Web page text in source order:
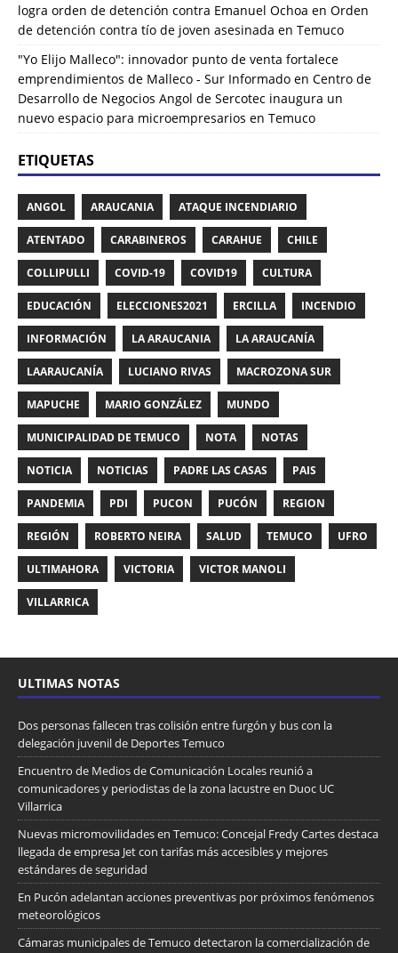
logra orden de detención contra Emanuel Ochoa en Orden
de detención contra tío de joven asesinada en Temuco
"Yo Elijo Malleco": innovador punto de venta fortalece
emprendimientos de Malleco - Sur Informado en Centro de
Desarrollo de Negocios Angol de Sercotec inaugura un
nuevo espacio para microempresarios en Temuco
ETIQUETAS
ANGOL ARAUCANIA ATAQUE INCENDIARIO
ATENTADO CARABINEROS CARAHUE CHILE
COLLIPULLI COVID-19 COVID19 CULTURA
EDUCACIÓN ELECCIONES2021 ERCILLA INCENDIO
INFORMACIÓN LA ARAUCANIA LA ARAUCANÍA
LAARAUCANÍA LUCIANO RIVAS MACROZONA SUR
MAPUCHE MARIO GONZÁLEZ MUNDO
MUNICIPALIDAD DE TEMUCO NOTA NOTAS
NOTICIA NOTICIAS PADRE LAS CASAS PAIS
PANDEMIA PDI PUCON PUCÓN REGION
REGIÓN ROBERTO NEIRA SALUD TEMUCO UFRO
ULTIMAHORA VICTORIA VICTOR MANOLI
VILLARRICA
ULTIMAS NOTAS
Dos personas fallecen tras colisión entre furgón y bus con la
delegación juvenil de Deportes Temuco
Encuentro de Medios de Comunicación Locales reunió a
comunicadores y periodistas de la zona lacustre en Duoc UC
Villarrica
Nuevas micromovilidades en Temuco: Concejal Fredy Cartes destaca
llegada de empresa Jet con tarifas más accesibles y mejores
estándares de seguridad
En Pucón adelantan acciones preventivas por próximos fenómenos
meteorológicos
Cámaras municipales de Temuco detectaron la comercialización de